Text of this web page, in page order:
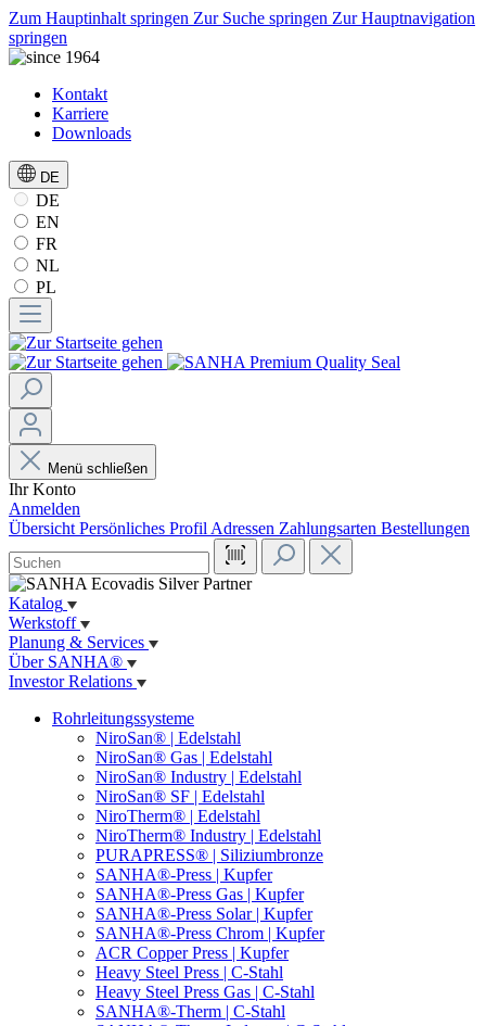
Zum Hauptinhalt springen Zur Suche springen Zur Hauptnavigation
springen
Kontakt
Karriere
Downloads
DE
DE
EN
FR
NL
PL
Menü schließen
Ihr Konto
Anmelden
Übersicht Persönliches Profil Adressen Zahlungsarten Bestellungen
Katalog
Werkstoff
Planung & Services
Über SANHA®
Investor Relations
Rohrleitungssysteme
NiroSan® | Edelstahl
NiroSan® Gas | Edelstahl
NiroSan® Industry | Edelstahl
NiroSan® SF | Edelstahl
NiroTherm® | Edelstahl
NiroTherm® Industry | Edelstahl
PURAPRESS® | Siliziumbronze
SANHA®-Press | Kupfer
SANHA®-Press Gas | Kupfer
SANHA®-Press Solar | Kupfer
SANHA®-Press Chrom | Kupfer
ACR Copper Press | Kupfer
Heavy Steel Press | C-Stahl
Heavy Steel Press Gas | C-Stahl
SANHA®-Therm | C-Stahl